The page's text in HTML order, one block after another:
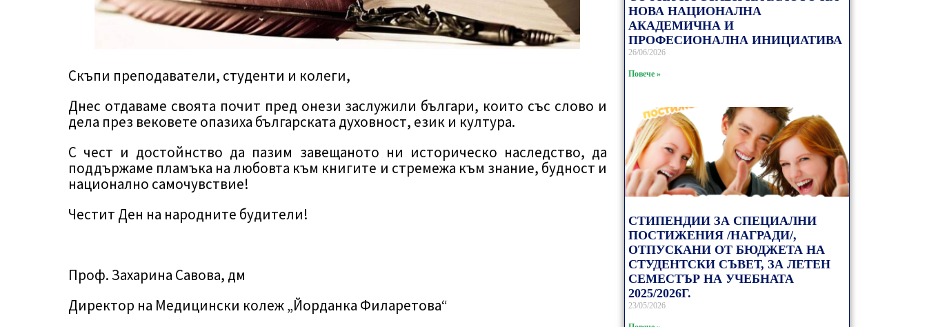
Скъпи преподаватели, студенти и колеги,
Днес отдаваме своята почит пред онези заслужили българи, които със слово и
дела през вековете опазиха българската духовност, език и култура.
С чест и достойнство да пазим завещаното ни историческо наследство, да
поддържаме пламъка на любовта към книгите и стремежа към знание, будност и
национално самочувствие!
Честит Ден на народните будители!
Проф. Захарина Савова, дм
Директор на Медицински колеж „Йорданка Филаретова“
НОВА НАЦИОНАЛНА
АКАДЕМИЧНА И
ПРОФЕСИОНАЛНА ИНИЦИАТИВА
26/06/2026
Повече »
СТИПЕНДИИ ЗА СПЕЦИАЛНИ
ПОСТИЖЕНИЯ /НАГРАДИ/,
ОТПУСКАНИ ОТ БЮДЖЕТА НА
СТУДЕНТСКИ СЪВЕТ, ЗА ЛЕТЕН
СЕМЕСТЪР НА УЧЕБНАТА
2025/2026Г.
23/05/2026